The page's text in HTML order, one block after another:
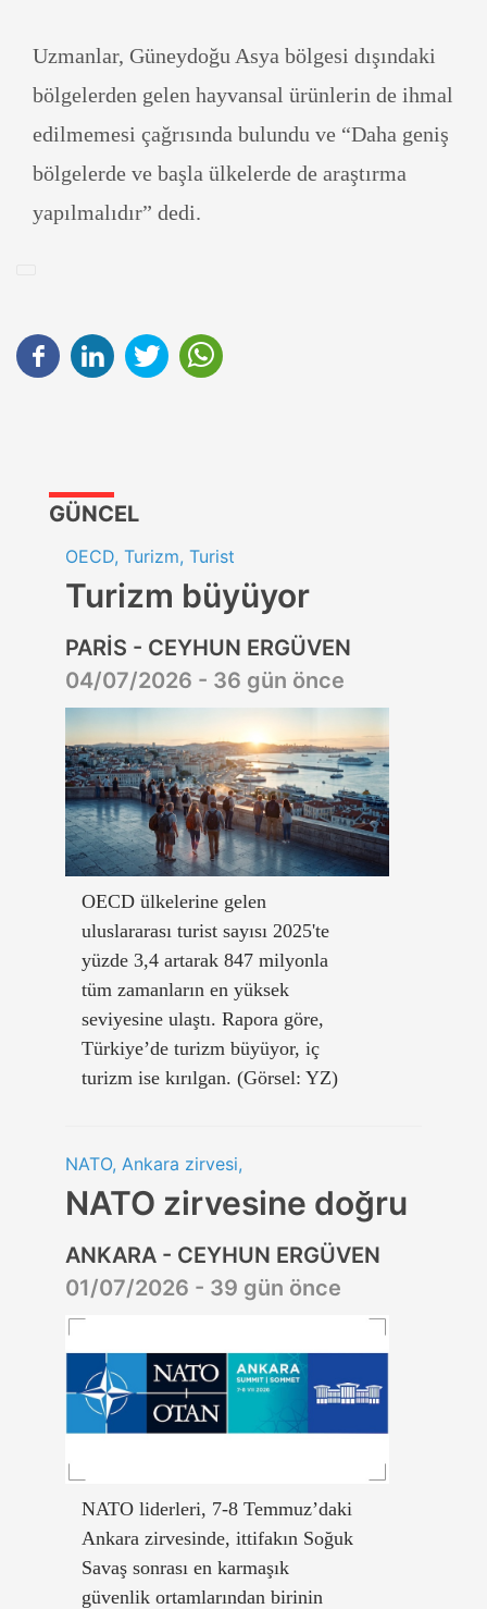
Uzmanlar, Güneydoğu Asya bölgesi dışındaki
bölgelerden gelen hayvansal ürünlerin de ihmal
edilmemesi çağrısında bulundu ve “Daha geniş
bölgelerde ve başla ülkelerde de araştırma
yapılmalıdır” dedi.
GÜNCEL
OECD, Turizm, Turist
Turizm büyüyor
PARİS - CEYHUN ERGÜVEN
04/07/2026 - 36 gün önce
OECD ülkelerine gelen
uluslararası turist sayısı 2025'te
yüzde 3,4 artarak 847 milyonla
tüm zamanların en yüksek
seviyesine ulaştı. Rapora göre,
Türkiye’de turizm büyüyor, iç
turizm ise kırılgan. (Görsel: YZ)
NATO, Ankara zirvesi,
NATO zirvesine doğru
ANKARA - CEYHUN ERGÜVEN
01/07/2026 - 39 gün önce
NATO liderleri, 7-8 Temmuz’daki
Ankara zirvesinde, ittifakın Soğuk
Savaş sonrası en karmaşık
güvenlik ortamlarından birinin